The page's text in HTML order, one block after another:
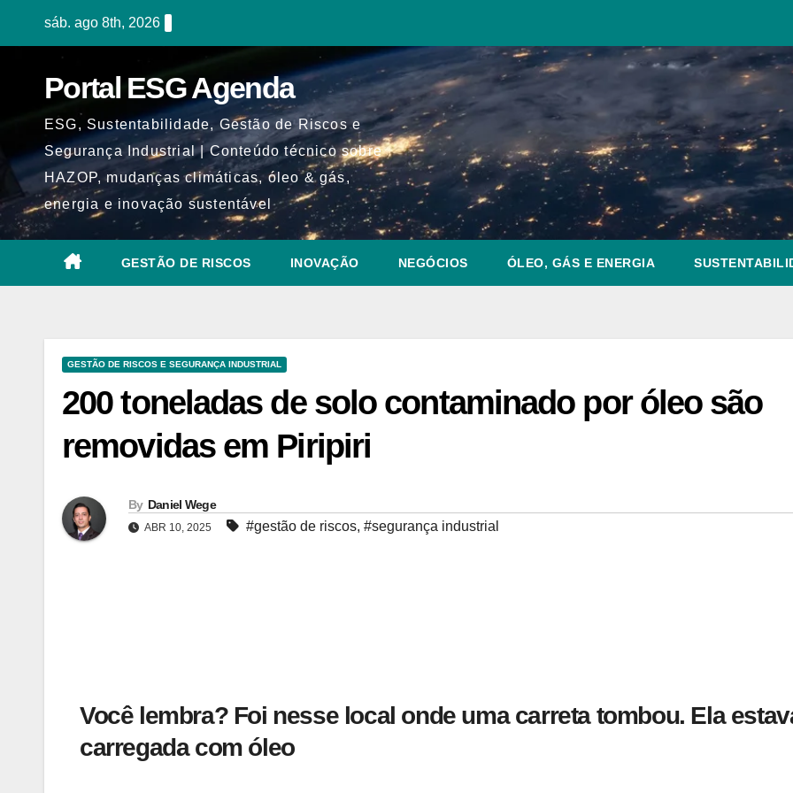
sáb. ago 8th, 2026
Portal ESG Agenda
ESG, Sustentabilidade, Gestão de Riscos e
Segurança Industrial | Conteúdo técnico sobre
HAZOP, mudanças climáticas, óleo & gás,
energia e inovação sustentável
GESTÃO DE RISCOS INOVAÇÃO NEGÓCIOS ÓLEO, GÁS E ENERGIA
GESTÃO DE RISCOS E SEGURANÇA INDUSTRIAL
200 toneladas de solo contaminado por óleo são
removidas em Piripiri
By Daniel Wege
ABR 10, 2025 #gestão de riscos, #segurança industrial
Você lembra? Foi nesse local onde uma carreta tombou. Ela
carregada com óleo